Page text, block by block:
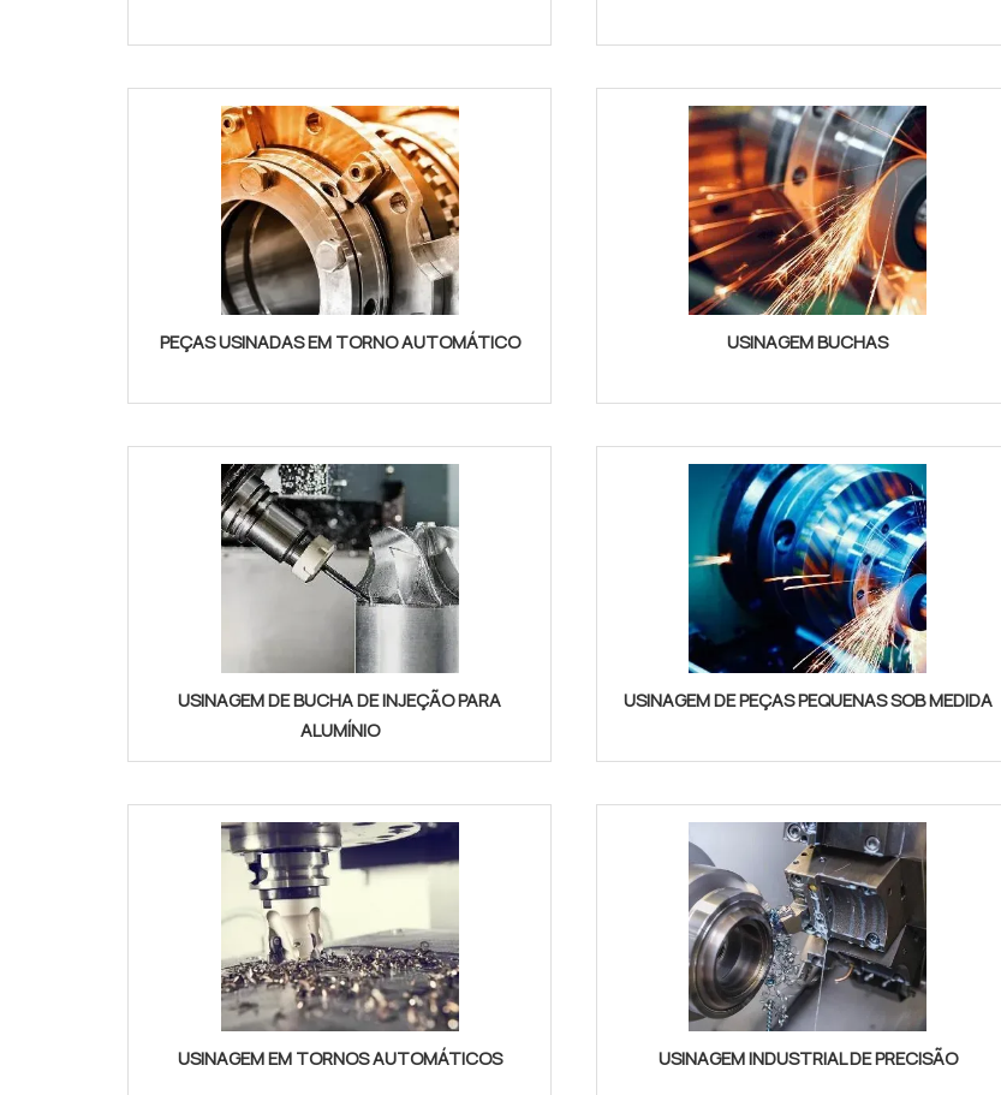
PEÇAS USINADAS EM TORNO AUTOMÁTICO USINAGEM BUCHAS
USINAGEM DE BUCHA DE INJEÇÃO PARA
ALUMÍNIO
USINAGEM DE PEÇAS PEQUENAS SOB MEDIDA
USINAGEM EM TORNOS AUTOMÁTICOS USINAGEM INDUSTRIAL DE PRECISÃO